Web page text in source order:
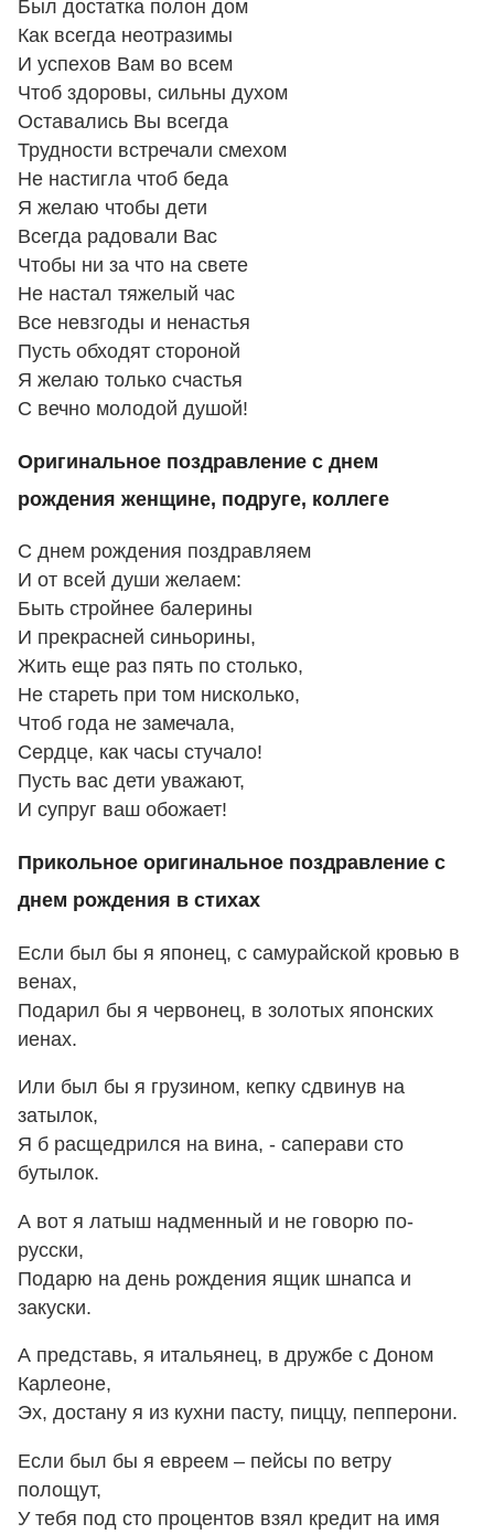
Был достатка полон дом
Как всегда неотразимы
И успехов Вам во всем
Чтоб здоровы, сильны духом
Оставались Вы всегда
Трудности встречали смехом
Не настигла чтоб беда
Я желаю чтобы дети
Всегда радовали Вас
Чтобы ни за что на свете
Не настал тяжелый час
Все невзгоды и ненастья
Пусть обходят стороной
Я желаю только счастья
С вечно молодой душой!
Оригинальное поздравление с днем
рождения женщине, подруге, коллеге
С днем рождения поздравляем
И от всей души желаем:
Быть стройнее балерины
И прекрасней синьорины,
Жить еще раз пять по столько,
Не стареть при том нисколько,
Чтоб года не замечала,
Сердце, как часы стучало!
Пусть вас дети уважают,
И супруг ваш обожает!
Прикольное оригинальное поздравление с
днем рождения в стихах
Если был бы я японец, с самурайской кровью в
венах,
Подарил бы я червонец, в золотых японских
иенах.
Или был бы я грузином, кепку сдвинув на
затылок,
Я б расщедрился на вина, - саперави сто
бутылок.
А вот я латыш надменный и не говорю по-
русски,
Подарю на день рождения ящик шнапса и
закуски.
А представь, я итальянец, в дружбе с Доном
Карлеоне,
Эх, достану я из кухни пасту, пиццу, пепперони.
Если был бы я евреем – пейсы по ветру
полощут,
У тебя под сто процентов взял кредит на имя